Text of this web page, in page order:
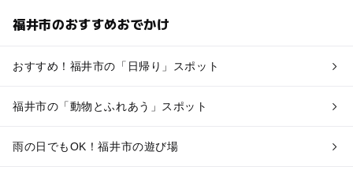
福井市のおすすめおでかけ
おすすめ！福井市の「日帰り」スポット
福井市の「動物とふれあう」スポット
雨の日でもOK！福井市の遊び場